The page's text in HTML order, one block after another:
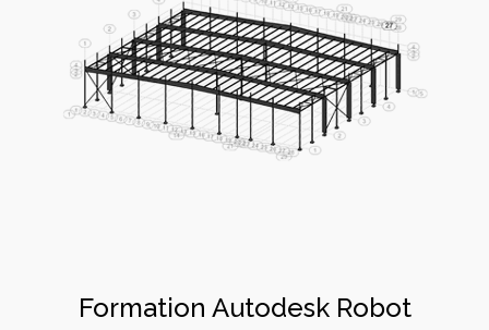
Formation Autodesk Robot